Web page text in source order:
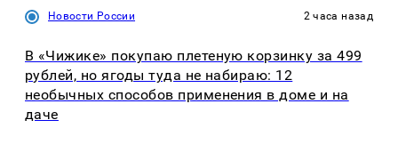
Новости России 2 часа назад
В «Чижике» покупаю плетеную корзинку за 499
рублей, но ягоды туда не набираю: 12
необычных способов применения в доме и на
даче